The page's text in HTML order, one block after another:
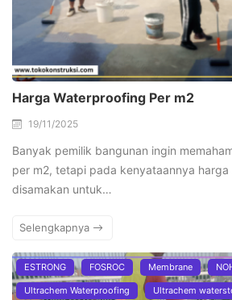
Harga Waterproofing Per m2
19/11/2025
Banyak pemilik bangunan ingin
per m2, tetapi pada kenyataannya
disamakan untuk…
Selengkapnya
ESTRONG FOSROC Membrane
Ultrachem Waterproofing Ultrachem